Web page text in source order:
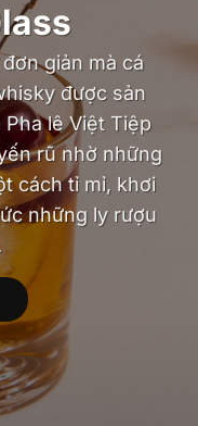
giản mà cá
được sản
lê Việt Tiệp
rũ nhờ những
cách tỉ mỉ, khơi
những ly rượu